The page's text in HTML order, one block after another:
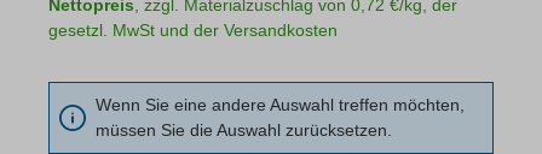
Nettopreis , zzgl. Materialzuschlag von 0,72 €/kg, der
gesetzl. MwSt und der Versandkosten
Wenn Sie eine andere Auswahl treffen möchten,
müssen Sie die Auswahl zurücksetzen.